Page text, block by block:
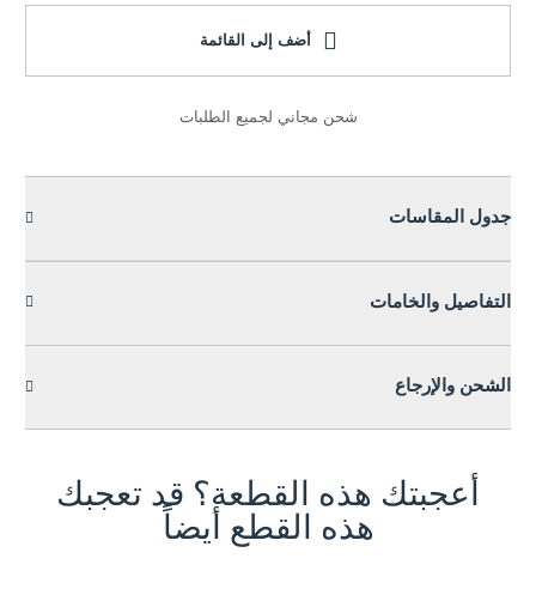
أضف إلى القائمة
شحن مجاني لجميع الطلبات
جدول المقاسات
التفاصيل والخامات
الشحن والإرجاع
أعجبتك هذه القطعة؟ قد تعجبك
هذه القطع أيضاً